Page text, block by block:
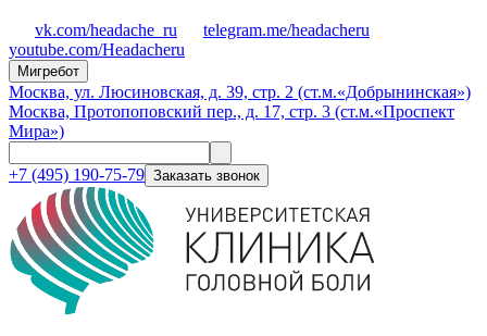
vk.com/headache_ru
telegram.me/headacheru
youtube.com/Headacheru
Мигребот
Москва, ул. Люсиновская, д. 39, стр. 2 (ст.м.«Добрынинская»)
Москва, Протопоповский пер., д. 17, стр. 3 (ст.м.«Проспект
Мира»)
+7 (495) 190-75-79 Заказать звонок